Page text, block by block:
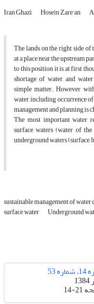
Iran Ghazi Hosein Zare'an
The lands on the right side
at a place near the upstream
to this position it is at first
shortage of water, and
simple matter. However,
water, including occurrence
management and planning is
The most important water
surface waters (water of
underground waters (surface,
sustainable management of
surface water Underground
53
14-21